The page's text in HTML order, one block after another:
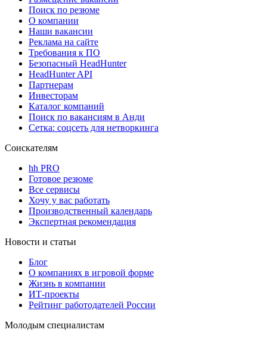
Поиск по резюме
О компании
Наши вакансии
Реклама на сайте
Требования к ПО
Безопасный HeadHunter
HeadHunter API
Партнерам
Инвесторам
Каталог компаний
Поиск по вакансиям в Анди
Сетка: соцсеть для нетворкинга
Соискателям
hh PRO
Готовое резюме
Все сервисы
Хочу у вас работать
Производственный календарь
Экспертная рекомендация
Новости и статьи
Блог
О компаниях в игровой форме
Жизнь в компании
ИТ-проекты
Рейтинг работодателей России
Молодым специалистам